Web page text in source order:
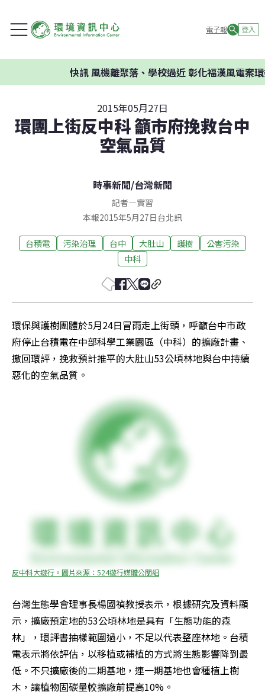
電子報 登入
快訊風機離聚落、學校過近 彰化福漢風電案環委
2015年05月27日
環團上街反中科 籲市府挽救台中
空氣品質
時事新聞/台灣新聞
記者—實習
本報2015年5月27日台北訊
台積電 污染治理 台中 大肚山 護樹
公害污染
中科
環保與護樹團體於5月24日冒雨走上街頭，呼籲台中市政
府停止台積電在中部科學工業園區（中科）的擴廠計畫、
撤回環評，挽救預計推平的大肚山53公頃林地與台中持續
惡化的空氣品質。
反中科大遊行。圖片來源：524遊行媒體公關組
台灣生態學會理事長楊國禎教授表示，根據研究及資料顯
示，擴廠預定地的53公頃林地是具有「生態功能的森
林」，環評書抽樣範圍過小，不足以代表整座林地。台積
電表示將依評估，以移植或補植的方式將生態影響降到最
低。不只擴廠後的二期基地，連一期基地也會種植上樹
木，讓植物固碳量較擴廠前提高10%。